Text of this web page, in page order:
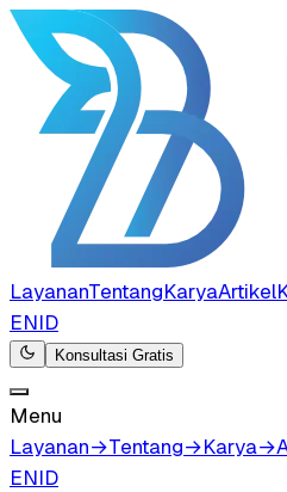
LayananTentangKaryaArtikel
ENID
Konsultasi Gratis
Menu
Layanan→Tentang→Karya→
ENID